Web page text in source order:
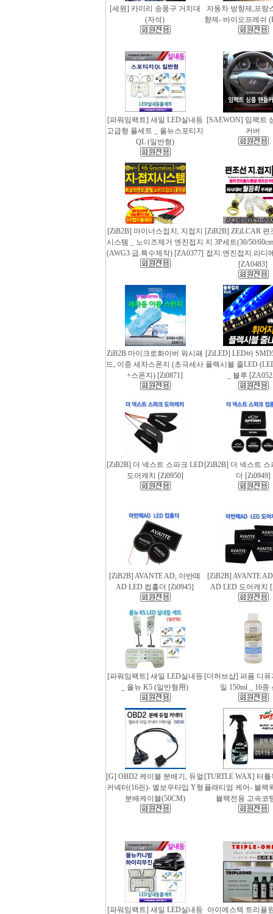
[세원] 카미리 송풍구 거치대
(자석)
자동차 방향제,프랑
향제- 바이오프레쉬
[파워임팩트] 새일 LED실내등
고급형 풀세트 _ 올뉴스포티지
QL (일반형)
[SAEWON] 임팩트
커버
[ZiB2B] 마이너스접지, 지접지
시스템 _ 노이즈제거 엔진접지
(AWG3 급.특수제작) [ZA0377]
[ZiB2B] ZEiLCAR 편
지 3P세트(30/50/
접지.엔진접지.라디
[ZA0483]
ZiB2B 마이크로화이버 워시패
드, 이중 세차스폰지 (초극세사
+스폰지) [Zi0871]
[ZiLED] LED바
플렉시블 줄LED
_ 블루
[ZiB2B] 더 넥스트 스파크 LED
도어캐치 [Zi0950]
[ZiB2B] 더 넥스트 스
더 [Zi0949]
[ZiB2B] AVANTE AD, 아반떼
AD LED 컵홀더 [Zi0945]
[ZiB2B] AVANTE
AD LED 도어캐치
[파워임팩트] 새일 LED실내등
_ 올뉴 K5 (일반형用)
[더허브샵] 퍼퓸 디
일 150ml _ 16종
[G] OBD2 케이블 분배기, 듀얼
커넥터(16핀)- 엘보우타입 Y형
분배케이블(50CM)
[TURTLE WAX] 터
플래티엄 케어- 블랙
블랙전용 고속코
[파워임팩트] 새일 LED실내등 아이에스텍 트리플